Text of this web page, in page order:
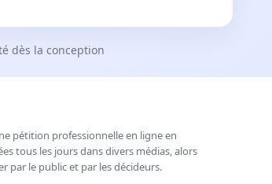
dès la conception
pétition professionnelle en ligne en
tous les jours dans divers médias, alors
par le public et par les décideurs.